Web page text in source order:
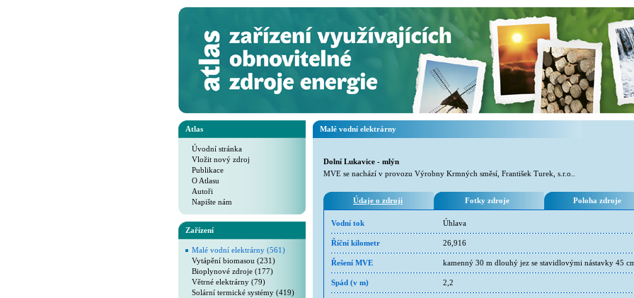
Atlas
Úvodní stránka
Vložit nový zdroj
Publikace
O Atlasu
Autoři
Napište nám
Zařízení
Malé vodní elektrárny (561)
Vytápění biomasou (231)
Bioplynové zdroje (177)
Větrné elektrárny (79)
Solární termické systémy (419)
Malé vodní elektrárny
Dolní Lukavice - mlýn
MVE se nachází v provozu Výrobny Krmných směsí, František Turek, s.r.o..
Údaje o zdroji Fotky zdroje Poloha zdroje
Vodní tok Úhlava
Říční kilometr 26,916
Řešení MVE kamenný 30 m dlouhý jez se stavidlovými nástavky 45
Spád (v m) 2,2